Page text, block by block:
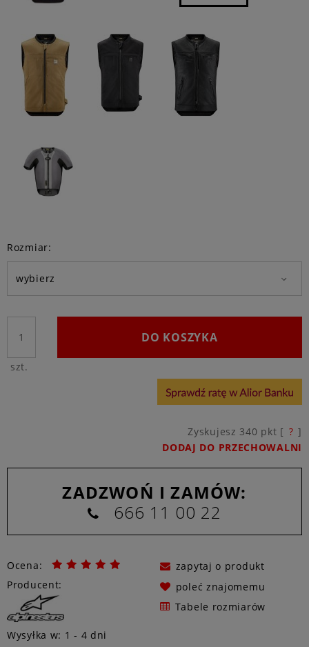
Rozmiar:
szt.
DO KOSZYKA
Zyskujesz 340 pkt [ ? ]
DODAJ DO PRZECHOWALNI
ZADZWOŃ I ZAMÓW:
666 11 00 22
Ocena:
Producent:
Wysyłka w: 1 - 4 dni
zapytaj o produkt
poleć znajomemu
Tabele rozmiarów